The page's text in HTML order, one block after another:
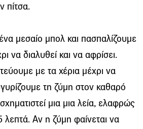
πίτσα.
μεσαίο μπολ και πασπαλίζουμε
να διαλυθεί και να αφρίσει.
με τα χέρια μέχρι να
τη ζύμη στον καθαρό
μια μια λεία, ελαφρώς
Αν η ζύμη φαίνεται να